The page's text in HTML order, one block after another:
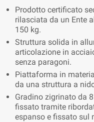
Prodotto certificato
rilasciata da un Ente
150 kg.
Struttura solida in
articolazione in
senza paragoni.
Piattaforma in
da una struttura a
Gradino zigrinato da
fissato tramite
espanso e fissato sul